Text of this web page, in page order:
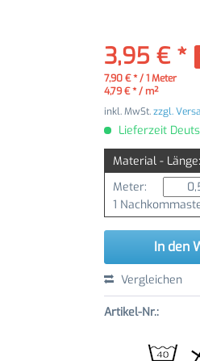
3,95 € *
7,90 € * / 1 Meter
4,79 € * / m²
inkl. MwSt.zzgl.
Lieferzeit
Material - Länge:
Meter:
1
In den
Vergleichen
Artikel-Nr.: